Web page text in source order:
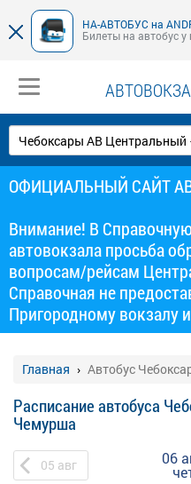
НА-АВТОБУС на
Билеты на автобус
ОФИЦИАЛЬНЫЙ САЙТ
Внимание! В
автовокзала просьба
вопросам/рейсам
Справочная не
Пригородному
Главная Автобус
Расписание автобуса
Чемурша
05 авг 06